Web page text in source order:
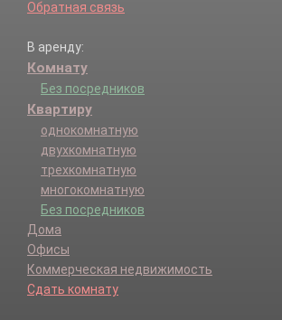
Обратная связь
В аренду:
Комнату
Без посредников
Квартиру
однокомнатную
двухкомнатную
трехкомнатную
многокомнатную
Без посредников
Дома
Офисы
Коммерческая недвижимость
Сдать комнату